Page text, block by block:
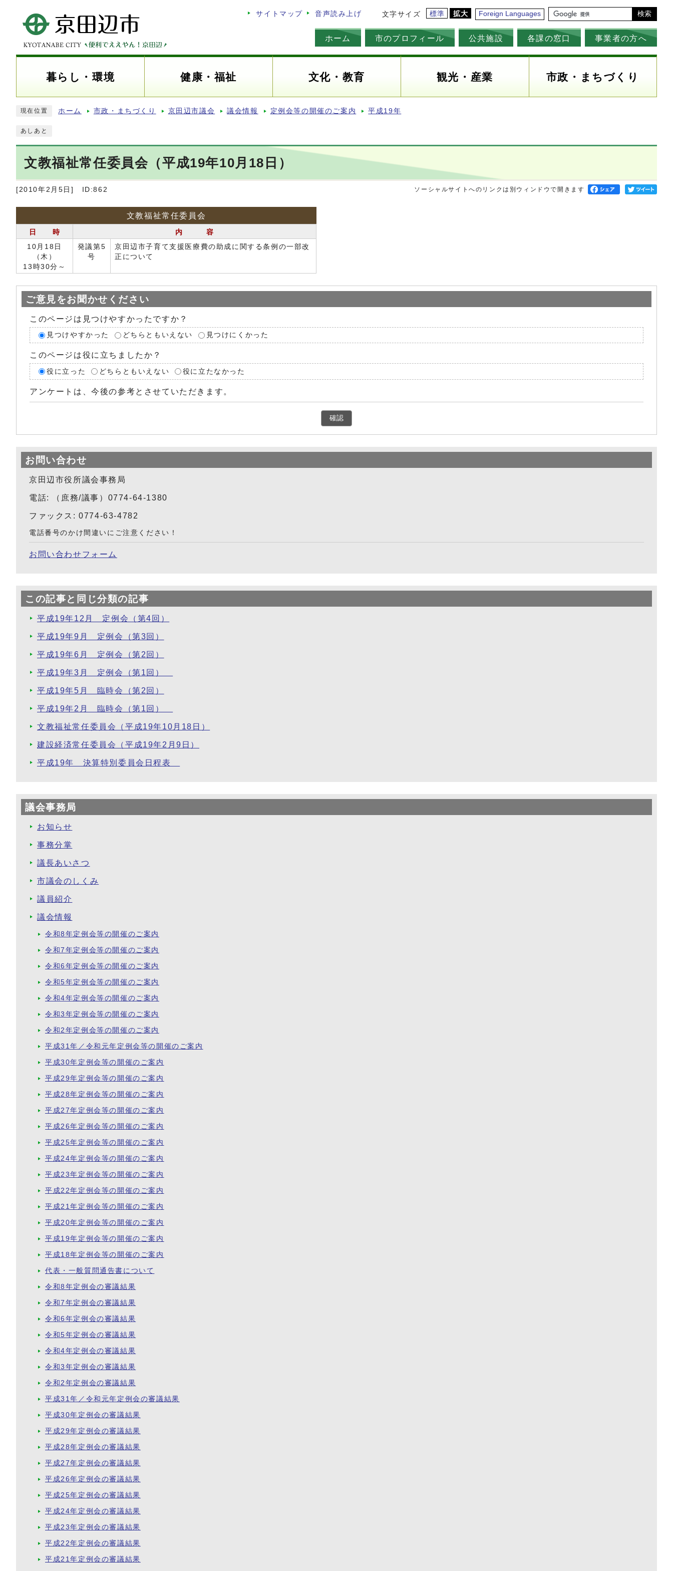
サイトマップ 音声読み上げ 文字サイズ 標準 拡大 Foreign Languages 検索
ホーム 市のプロフィール 公共施設 各課の窓口 事業者の方へ
暮らし・環境 健康・福祉 文化・教育 観光・産業 市政・まちづくり
現在位置 ホーム 市政・まちづくり 京田辺市議会 議会情報 定例会等の開催のご案内 平成19年
あしあと
文教福祉常任委員会（平成19年10月18日）
[2010年2月5日] ID:862 ソーシャルサイトへのリンクは別ウィンドウで開きます
文教福祉常任委員会
日 時
内 容
10月18日
（木）
13時30分～
発議第5
号
京田辺市子育て支援医療費の助成に関する条例の一部改
正について
ご意見をお聞かせください
このページは見つけやすかったですか？
見つけやすかった どちらともいえない 見つけにくかった
このページは役に立ちましたか？
役に立った どちらともいえない 役に立たなかった
アンケートは、今後の参考とさせていただきます。
確認
お問い合わせ
京田辺市役所議会事務局
電話: （庶務/議事）0774-64-1380
ファックス: 0774-63-4782
電話番号のかけ間違いにご注意ください！
お問い合わせフォーム
この記事と同じ分類の記事
平成19年12月 定例会（第4回）
平成19年9月 定例会（第3回）
平成19年6月 定例会（第2回）
平成19年3月 定例会（第1回）
平成19年5月 臨時会（第2回）
平成19年2月 臨時会（第1回）
文教福祉常任委員会（平成19年10月18日）
建設経済常任委員会（平成19年2月9日）
平成19年 決算特別委員会日程表
議会事務局
お知らせ
事務分掌
議長あいさつ
市議会のしくみ
議員紹介
議会情報
令和8年定例会等の開催のご案内
令和7年定例会等の開催のご案内
令和6年定例会等の開催のご案内
令和5年定例会等の開催のご案内
令和4年定例会等の開催のご案内
令和3年定例会等の開催のご案内
令和2年定例会等の開催のご案内
平成31年／令和元年定例会等の開催のご案内
平成30年定例会等の開催のご案内
平成29年定例会等の開催のご案内
平成28年定例会等の開催のご案内
平成27年定例会等の開催のご案内
平成26年定例会等の開催のご案内
平成25年定例会等の開催のご案内
平成24年定例会等の開催のご案内
平成23年定例会等の開催のご案内
平成22年定例会等の開催のご案内
平成21年定例会等の開催のご案内
平成20年定例会等の開催のご案内
平成19年定例会等の開催のご案内
平成18年定例会等の開催のご案内
代表・一般質問通告書について
令和8年定例会の審議結果
令和7年定例会の審議結果
令和6年定例会の審議結果
令和5年定例会の審議結果
令和4年定例会の審議結果
令和3年定例会の審議結果
令和2年定例会の審議結果
平成31年／令和元年定例会の審議結果
平成30年定例会の審議結果
平成29年定例会の審議結果
平成28年定例会の審議結果
平成27年定例会の審議結果
平成26年定例会の審議結果
平成25年定例会の審議結果
平成24年定例会の審議結果
平成23年定例会の審議結果
平成22年定例会の審議結果
平成21年定例会の審議結果